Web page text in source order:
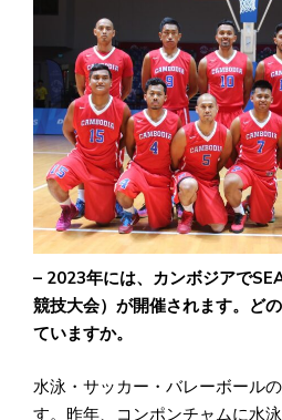
– 2023年には、カンボジアで
競技大会）が開催されます。ど
ていますか。
水泳・サッカー・バレーボール
す。昨年、コンポンチャムに水